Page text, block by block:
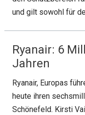
und gilt sowohl für
Ryanair: 6
Jahren
Ryanair, Europas
heute ihren
Schönefeld. Kirsti